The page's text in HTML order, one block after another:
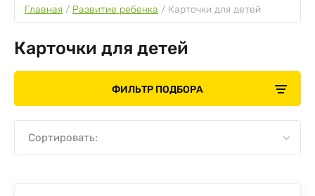
Главная / Развитие ребенка / Карточки для детей
Карточки для детей
ФИЛЬТР ПОДБОРА
Сортировать: